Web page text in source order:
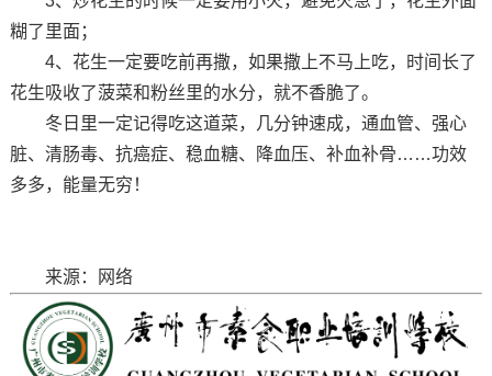
糊了里面；
4、花生一定要吃前再撒，如果撒上不马上吃，时间长了
花生吸收了菠菜和粉丝里的水分，就不香脆了。
冬日里一定记得吃这道菜，几分钟速成，通血管、强心
脏、清肠毒、抗癌症、稳血糖、降血压、补血补骨……功效
多多，能量无穷！
来源：网络